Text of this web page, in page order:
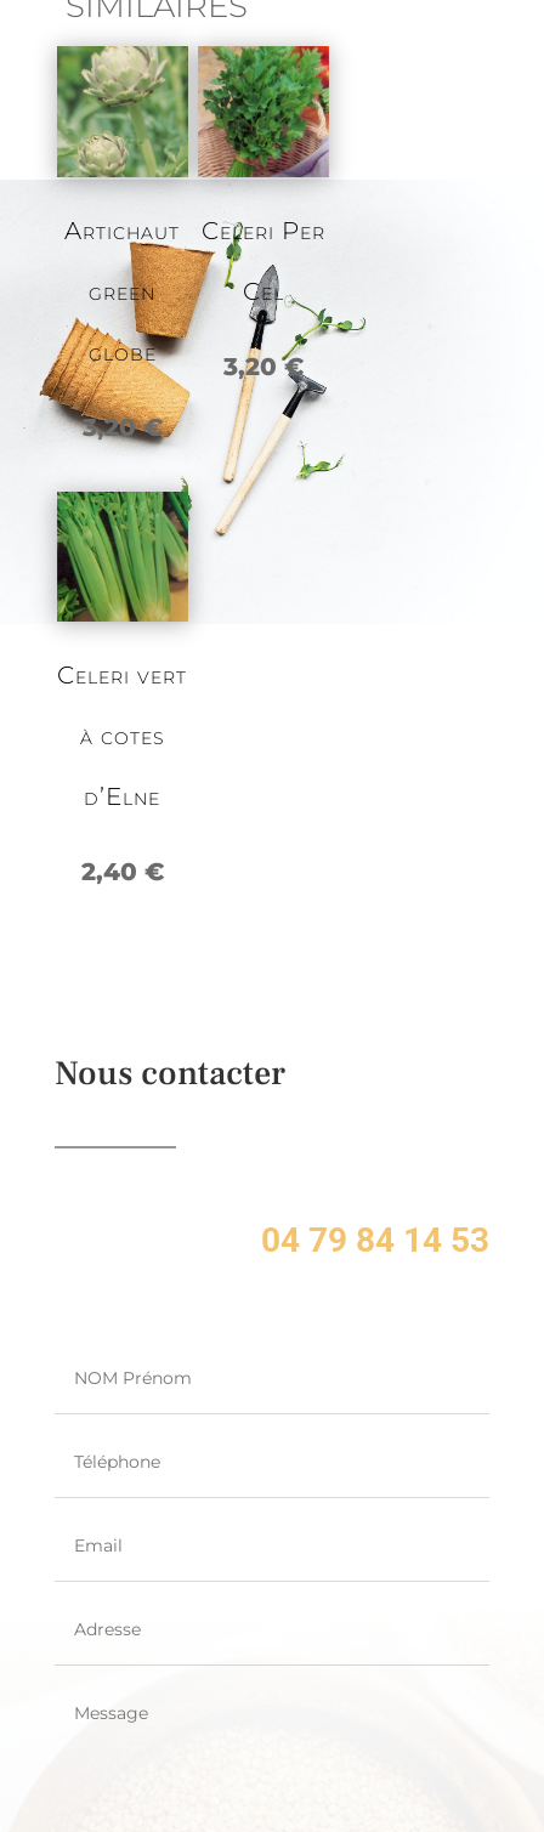
Artichaut
green
globe
3,20€
Celeri Per
Cel
3,20€
Celeri vert
à cotes
d’Elne
2,40 €
Nous contacter
04 79 84 14 53